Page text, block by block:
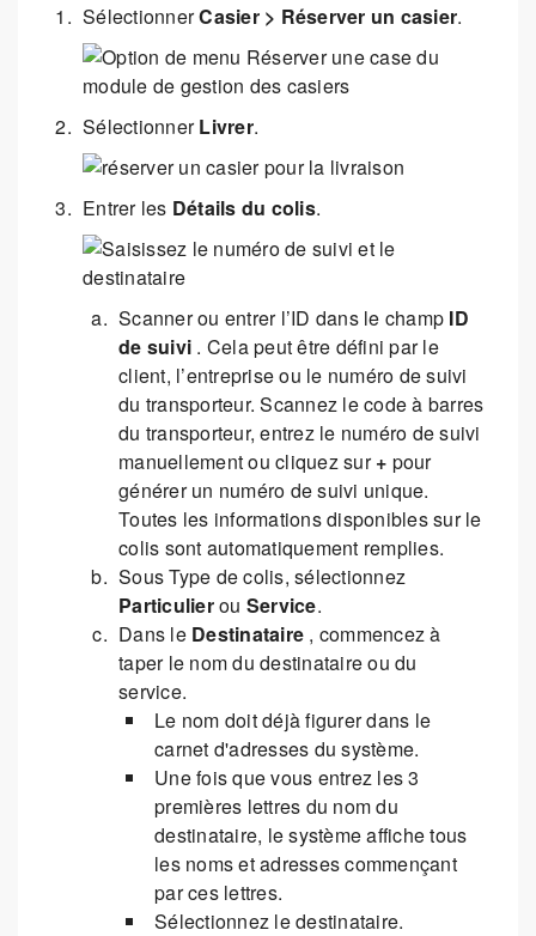
SélectionnerCasier > Réserver un casier.
SélectionnerLivrer.
Entrer les Détails du colis.
Scanner ou entrer l’ID dans le champ ID
de suivi . Cela peut être défini par le
client, l’entreprise ou le numéro de suivi
du transporteur. Scannez le code à barres
du transporteur, entrez le numéro de suivi
manuellement ou cliquez sur+ pour
générer un numéro de suivi unique.
Toutes les informations disponibles sur le
colis sont automatiquement remplies.
Sous Type de colis, sélectionnez
Particulierou Service.
Dans le Destinataire , commencez à
taper le nom du destinataire ou du
service.
Le nom doit déjà figurer dans le
carnet d'adresses du système.
Une fois que vous entrez les 3
premières lettres du nom du
destinataire, le système affiche tous
les noms et adresses commençant
par ces lettres.
Sélectionnez le destinataire.